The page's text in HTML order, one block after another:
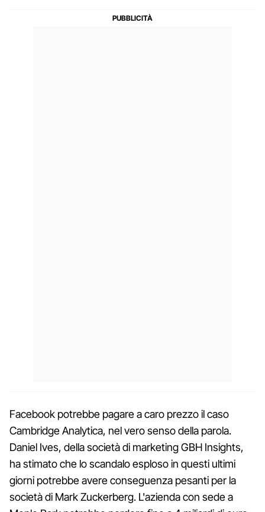
Facebook potrebbe pagare a caro prezzo il caso
Cambridge Analytica, nel vero senso della parola.
Daniel Ives, della società di marketing GBH Insights,
ha stimato che lo scandalo esploso in questi ultimi
giorni potrebbe avere conseguenza pesanti per la
società di Mark Zuckerberg. L'azienda con sede a